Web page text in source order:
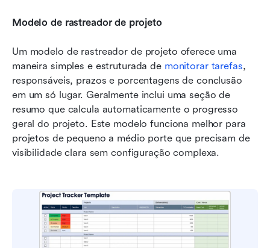
Modelo de rastreador de projeto
Um modelo de rastreador de projeto oferece uma
maneira simples e estruturada de monitorar tarefas,
responsáveis, prazos e porcentagens de conclusão
em um só lugar. Geralmente inclui uma seção de
resumo que calcula automaticamente o progresso
geral do projeto. Este modelo funciona melhor para
projetos de pequeno a médio porte que precisam de
visibilidade clara sem configuração complexa.